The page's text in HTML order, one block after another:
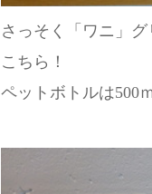
さっそく「ワニ」
こちら！
ペットボトルは500